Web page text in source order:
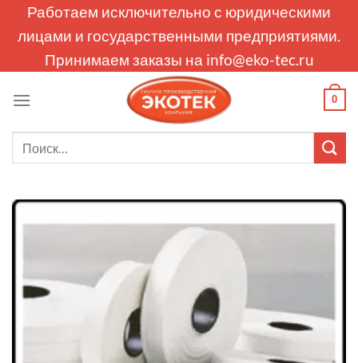
Работаем исключительно с юридическими
лицами и государственными предприятиями.
Принимаем заказы на info@eko-tec.ru
0